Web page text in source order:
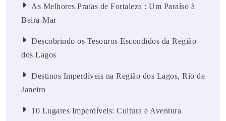
As Melhores Praias de Fortaleza : Um Paraíso à
Beira-Mar
Descobrindo os Tesouros Escondidos da Região
dos Lagos
Destinos Imperdíveis na Região dos Lagos, Rio de
Janeiro
10 Lugares Imperdíveis: Cultura e Aventura